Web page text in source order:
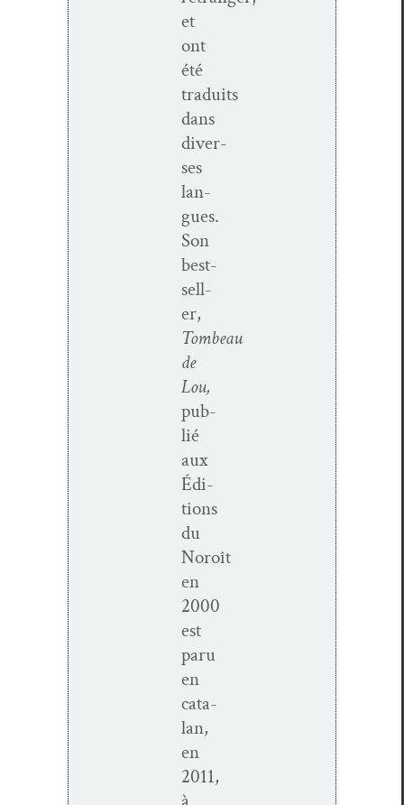
et
ont
été
traduits
dans
diver­
ses
lan­
gues.
Son
best-
sel­l­­
er,
Tombeau
de
Lou,
pub­
lié
aux
Édi­
tions
du
Noroît
en
2000
est
paru
en
cata­
lan,
en
2011,